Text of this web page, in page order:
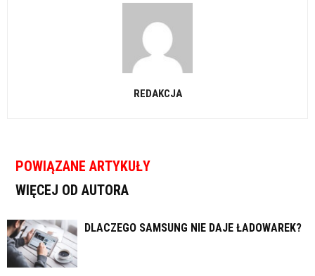
REDAKCJA
POWIĄZANE ARTYKUŁY
WIĘCEJ OD AUTORA
DLACZEGO SAMSUNG NIE DAJE ŁADOWAREK?